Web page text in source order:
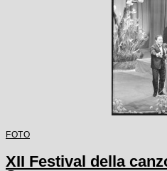
FOTO
XII Festival della